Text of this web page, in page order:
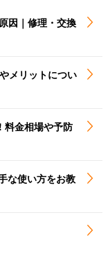
因｜修理・交換
メリットについ
料金相場や予防
な使い方をお教